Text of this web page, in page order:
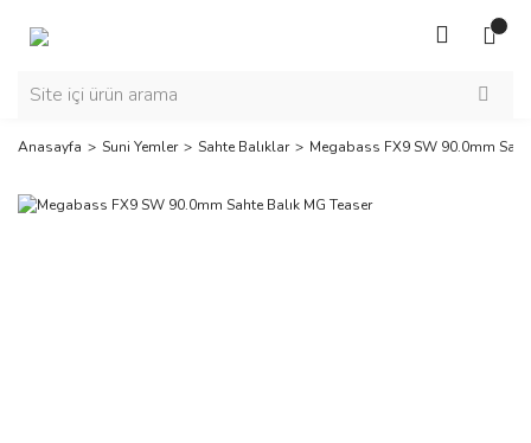
Anasayfa Suni Yemler Sahte Balıklar Megabass FX9 SW 90.0mm